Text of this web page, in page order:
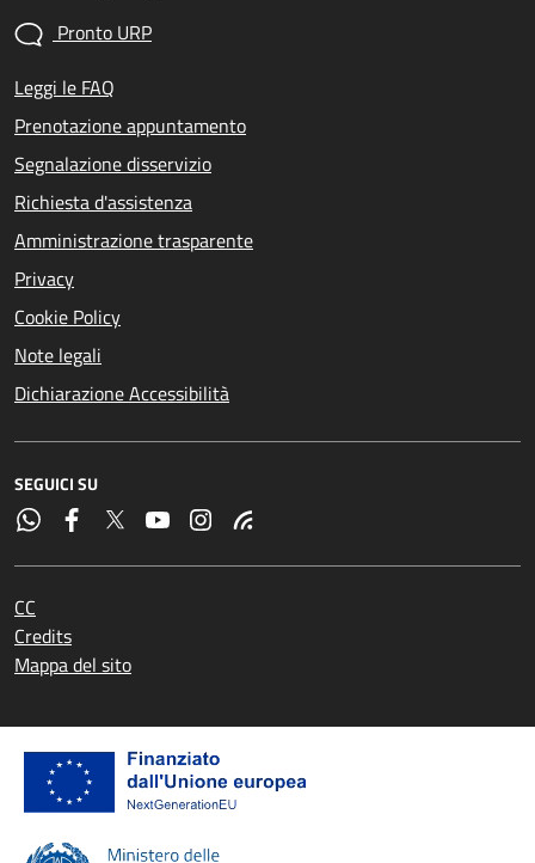
Pronto URP
Leggi le FAQ
Prenotazione appuntamento
Segnalazione disservizio
Richiesta d'assistenza
Amministrazione trasparente
Privacy
Cookie Policy
Note legali
Dichiarazione Accessibilità
SEGUICI SU
CC
Credits
Mappa del sito